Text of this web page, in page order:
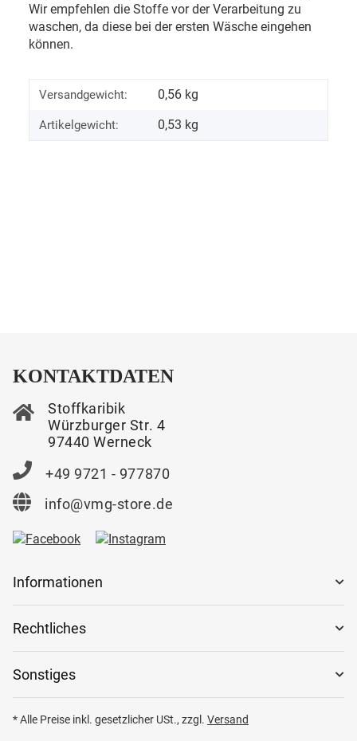
Wir empfehlen die Stoffe vor der Verarbeitung zu
waschen, da diese bei der ersten Wäsche eingehen
können.
Versandgewicht: 0,56 kg
Artikelgewicht: 0,53 kg
KONTAKTDATEN
Stoffkaribik
Würzburger Str. 4
97440 Werneck
+49 9721 - 977870
info@vmg-store.de
Informationen
Rechtliches
Sonstiges
* Alle Preise inkl. gesetzlicher USt., zzgl. Versand